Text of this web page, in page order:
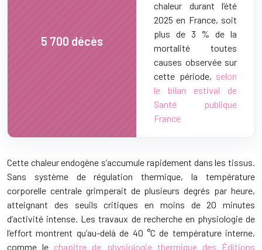
5 700 décès
chaleur durant l’été
2025 en France, soit
plus de 3 % de la
mortalité toutes
causes observée sur
cette période, selon
le bilan estival de
Santé publique
France
Cette chaleur endogène s’accumule rapidement dans les tissus.
Sans système de régulation thermique, la température
corporelle centrale grimperait de plusieurs degrés par heure,
atteignant des seuils critiques en moins de 20 minutes
d’activité intense. Les travaux de recherche en physiologie de
l’effort montrent qu’au-delà de 40 °C de température interne,
comme le chapitre de physiologie thermique des Éditions